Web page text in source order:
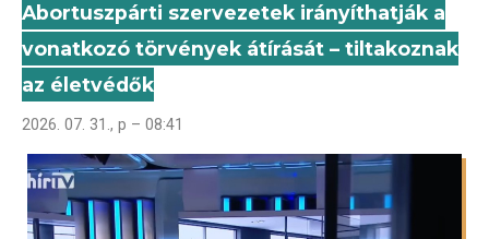
Abortuszpárti szervezetek irányíthatják a
vonatkozó törvények átírását – tiltakoznak
az életvédők
2026. 07. 31., p – 08:41